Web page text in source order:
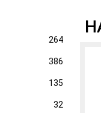
264
386
135
32